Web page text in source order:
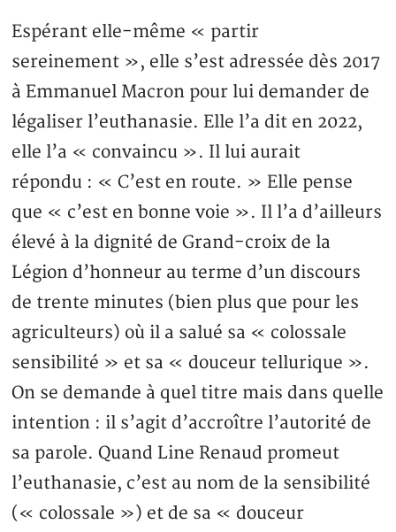
Espérant elle-même « partir
sereinement », elle s’est adressée dès 2017
à Emmanuel Macron pour lui demander de
légaliser l’euthanasie. Elle l’a dit en 2022,
elle l’a « convaincu ». Il lui aurait
répondu : « C’est en route. » Elle pense
que « c’est en bonne voie ». Il l’a d’ailleurs
élevé à la dignité de Grand-croix de la
Légion d’honneur au terme d’un discours
de trente minutes (bien plus que pour les
agriculteurs) où il a salué sa « colossale
sensibilité » et sa « douceur tellurique ».
On se demande à quel titre mais dans quelle
intention : il s’agit d’accroître l’autorité de
sa parole. Quand Line Renaud promeut
l’euthanasie, c’est au nom de la sensibilité
(« colossale ») et de sa « douceur